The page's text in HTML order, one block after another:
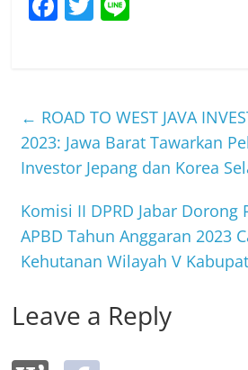
b
o
o
k
← ROAD TO WEST JAVA
2023: Jawa Barat Tawarkan
Investor Jepang dan Korea
Komisi II DPRD Jabar Dorong
APBD Tahun Anggaran 2023
Kehutanan Wilayah V
Leave a Reply